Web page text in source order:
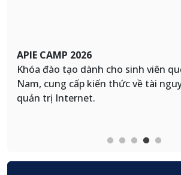
APIE CAMP 2026
Khóa đào tạo dành cho sinh viên
Nam, cung cấp kiến thức về tài
quản trị Internet.